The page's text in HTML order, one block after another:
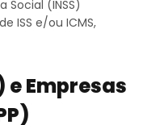
Social (INSS)
ISS e/ou ICMS,
Empresas